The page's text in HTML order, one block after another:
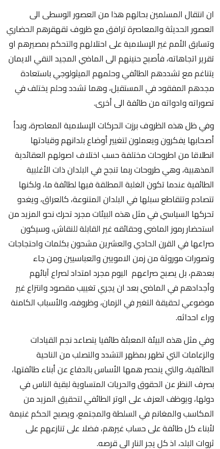
ان انتقال المسلمين بحالهم هذا من العصور الوسطى الى
العصور الحديثة والمعاصرة ترافق مع ظروف تقهقرهم الحضاري
وتسابق الأمم غير الإسلامية على احتلالهم والتحكم بمصيرهم او
تقرير اتجاهاته، فأصبح حنينهم الى الماضي المجيد النقي الايمان
يتناغم مع تشددهم الطائفي وحلمهم الميثولوجي باستعادة
مجدهم المفقود في المستقبل، وهما تشدد وحلم يختلف في
تصوراته وادواته من طائفة الى أخرى.
وفي ظل هذه الظروف برزت الحركات الإسلامية المعاصرة، وبدأ
أصحابها يفكرون ويعملون لتغيير أوضاع بلدانهم وقيادتها
انطلاقا من اطروحات مختلفة حسب اختلاف اصولهم العقائدية
المذهبية، وهي طروحات ربما تنجح في البلدان ذات الأغلبية
الطائفية عندما تكون الغلبة المطلقة فيها لطائفة ما، ولكنها
تتصادم وتتقاطع سبلها في البلدان المتنوعة، كالعراق، ويغدو
تحركها السياسي في مثل هذه البيئات مجرد تحرك نحو المزيد من
استحضار رموز الماضي وحقائقه غير القابلة للنقاش، وسيكون
صراعها في القرن الحادي والعشرين مشحون بكلمات واحتجاجات
وتصورات موروثة من زمن الامويين والعباسيين ومن جاء
بعدهم، بل يصبح صراعهم اليوم مجرد امتداد لصراع آبائهم
وأجدادهم في الماضي بعد ان يجري تغييب مقصود وانتزاع غير
موضوعي لحقيقة التغير في الزمان، وظروفه، والأسباب الكامنة
وراء احداثه.
وفي مثل هذه البيئة المعبئة طائفيا يتصاعد نجم القيادات
والزعامات التي تظهر بمظهر التشدد والتصلب من الناحية
الطائفية، والتي ينحصر همها الأساس بالدفاع عن أبناء طائفتها،
بصرف النظر عن الحقوق والحريات المتساوية لبقية الناس في
دولها، ويوظف العزف على الوتر الطائفي لتحقيق المزيد من
المكاسب والمغانم في السلطة والمجتمع، ويصبح الحكم غنيمة
لأبناء كل طائفة على حساب غيرهم، فضلا على تنازعهم على
ثروات البلد، اذ كل يجر النار الى قرصه.